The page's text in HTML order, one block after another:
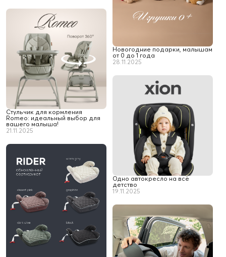
Новогодние подарки, малышам
от 0 до 1 года
28.11.2025
Стульчик для кормления
Romeo: идеальный выбор для
вашего малыша!
21.11.2025
Одно автокресло на всё
детство
19.11.2025